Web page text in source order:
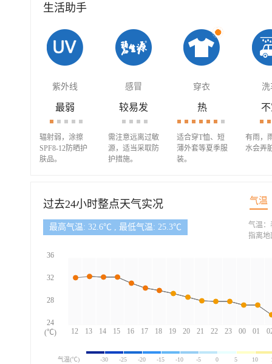
生活助手
紫外线 感冒 穿衣 洗
最弱
辐射弱，涂擦
SPF8-12防晒护
肤品。
较易发
需注意远离过敏
源，适当采取防
护措施。
热
适合穿T恤、短
薄外套等夏季服
装。
有雨，
水会弄
过去24小时整点天气实况 气温
最高气温: 32.6℃ , 最低气温: 25.3℃
12 13 14 15 16 17 18 19 20 21 22 23 00 01
36
32
28
24
(℃)
气温：
指离地
气温(℃) -30 -25 -20 -15 -10 -5 0 5 10